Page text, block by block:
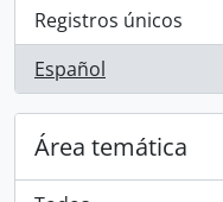
Registros únicos
, 1 resultados
Español
, 1 resultados
Área temática